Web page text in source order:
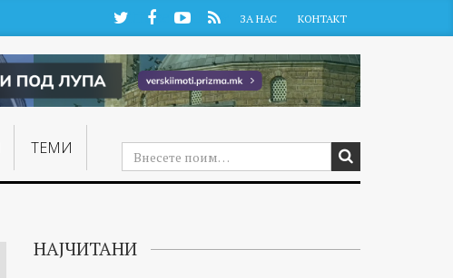
TwitterFacebookYouTube
RSS ЗА НАС КОНТАКТ
ТЕМИ
НАЈЧИТАНИ